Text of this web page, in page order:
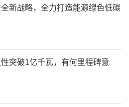
新战略，全力打造能源绿色低碳
突破1亿千瓦，有何里程碑意